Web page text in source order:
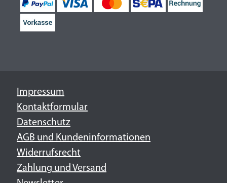
Impressum
Kontaktformular
Datenschutz
AGB und Kundeninformationen
Widerrufsrecht
Zahlung und Versand